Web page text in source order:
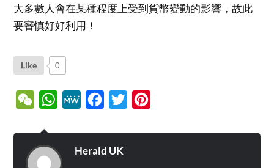
大多數人會在某種程度上受到貨幣變動的影響，故此
要審慎好好利用！
Like 0
WeChatWhatsApp
MeWe Facebook
Twitter
Herald UK